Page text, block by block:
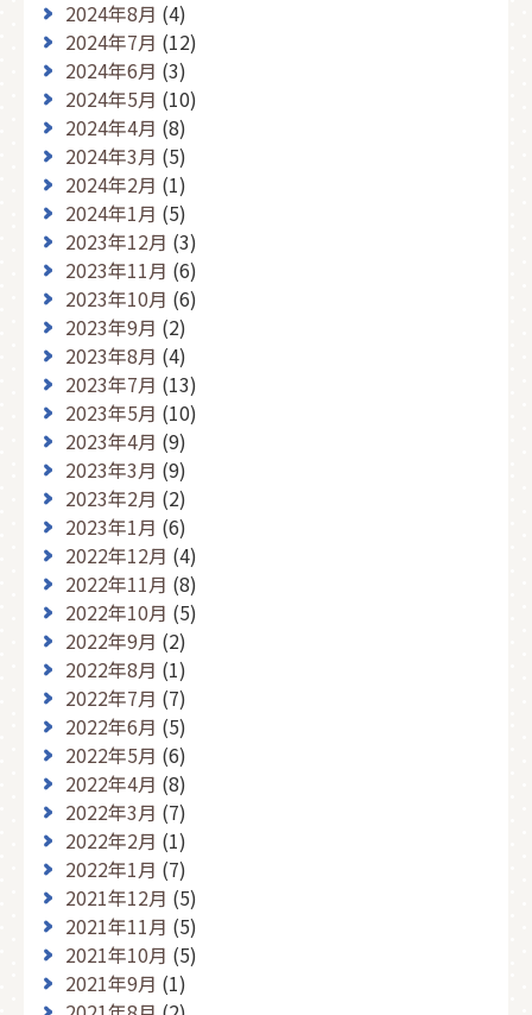
2024年8月 (4)
2024年7月 (12)
2024年6月 (3)
2024年5月 (10)
2024年4月 (8)
2024年3月 (5)
2024年2月 (1)
2024年1月 (5)
2023年12月 (3)
2023年11月 (6)
2023年10月 (6)
2023年9月 (2)
2023年8月 (4)
2023年7月 (13)
2023年5月 (10)
2023年4月 (9)
2023年3月 (9)
2023年2月 (2)
2023年1月 (6)
2022年12月 (4)
2022年11月 (8)
2022年10月 (5)
2022年9月 (2)
2022年8月 (1)
2022年7月 (7)
2022年6月 (5)
2022年5月 (6)
2022年4月 (8)
2022年3月 (7)
2022年2月 (1)
2022年1月 (7)
2021年12月 (5)
2021年11月 (5)
2021年10月 (5)
2021年9月 (1)